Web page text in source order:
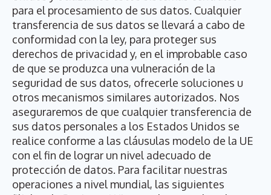
para el procesamiento de sus datos. Cualquier
transferencia de sus datos se llevará a cabo de
conformidad con la ley, para proteger sus
derechos de privacidad y, en el improbable caso
de que se produzca una vulneración de la
seguridad de sus datos, ofrecerle soluciones u
otros mecanismos similares autorizados. Nos
aseguraremos de que cualquier transferencia de
sus datos personales a los Estados Unidos se
realice conforme a las cláusulas modelo de la UE
con el fin de lograr un nivel adecuado de
protección de datos. Para facilitar nuestras
operaciones a nivel mundial, las siguientes